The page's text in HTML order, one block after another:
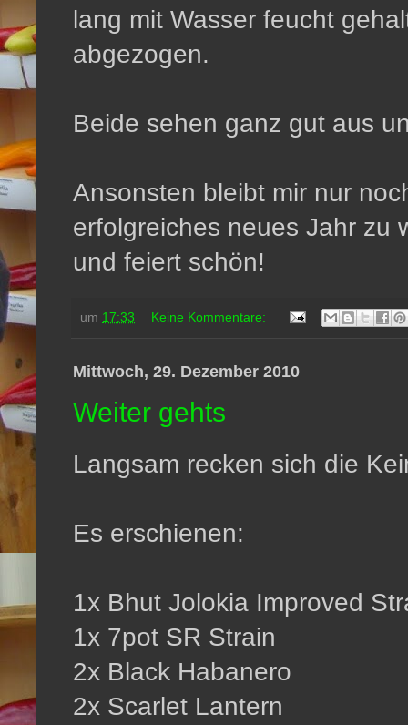
lang mit Wasser feucht
abgezogen.
Beide sehen ganz gut aus
Ansonsten bleibt mir nur
erfolgreiches neues Jahr zu
und feiert schön!
um 17:33 Keine Kommentare:
Mittwoch, 29. Dezember 2010
Weiter gehts
Langsam recken sich die
Es erschienen:
1x Bhut Jolokia Improved
1x 7pot SR Strain
2x Black Habanero
2x Scarlet Lantern